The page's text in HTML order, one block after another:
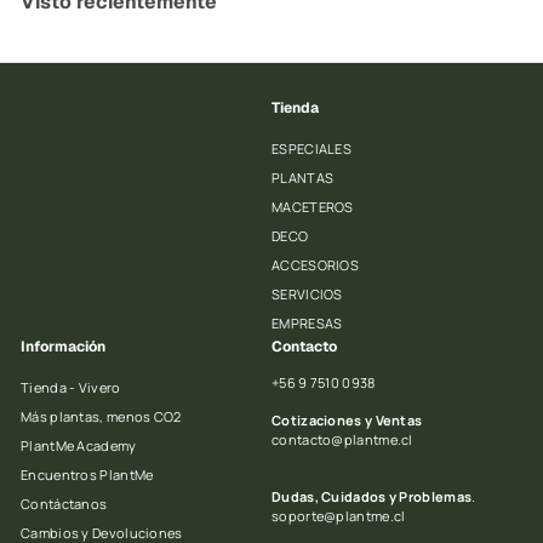
Tienda
ESPECIALES
PLANTAS
MACETEROS
DECO
ACCESORIOS
SERVICIOS
EMPRESAS
Información
Tienda - Vivero
Más plantas, menos CO2
PlantMe Academy
Encuentros PlantMe
Contáctanos
Cambios y Devoluciones
Contacto
+56 9 7510 0938
Cotizaciones y Ventas
contacto@plantme.cl
Dudas, Cuidados y Problemas.
soporte@plantme.cl